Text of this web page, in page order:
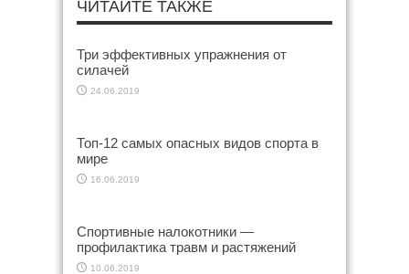
ЧИТАЙТЕ ТАКЖЕ
Три эффективных упражнения от
силачей
24.06.2019
Топ-12 самых опасных видов спорта в
мире
16.06.2019
Спортивные налокотники —
профилактика травм и растяжений
10.06.2019